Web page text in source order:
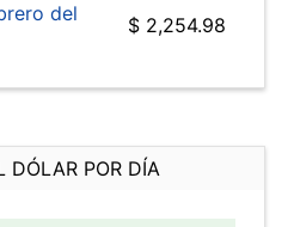
del
$ 2,254.98
DÓLAR POR DÍA